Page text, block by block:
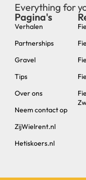
Everything for
Pagina's
Verhalen
Partnerships
Gravel
Tips
Over ons
Neem contact op
ZijWielrent.nl
Hetiskoers.nl